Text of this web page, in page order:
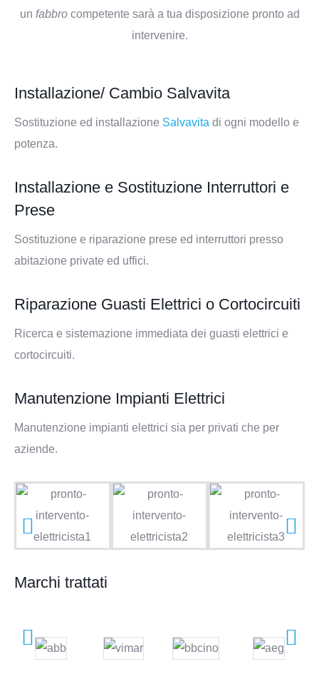
un fabbrocompetente sarà a tua disposizione pronto ad
intervenire.
Installazione/ Cambio Salvavita
Sostituzione ed installazione Salvavita di ogni modello e
potenza.
Installazione e Sostituzione Interruttori e
Prese
Sostituzione e riparazione prese ed interruttori presso
abitazione private ed uffici.
Riparazione Guasti Elettrici o Cortocircuiti
Ricerca e sistemazione immediata dei guasti elettrici e
cortocircuiti.
Manutenzione Impianti Elettrici
Manutenzione impianti elettrici sia per privati che per
aziende.
Marchi trattati